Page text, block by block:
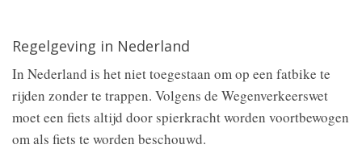
Regelgeving in Nederland
In Nederland is het niet toegestaan om op een fatbike te
rijden zonder te trappen. Volgens de Wegenverkeerswet
moet een fiets altijd door spierkracht worden voortbewogen
om als fiets te worden beschouwd.